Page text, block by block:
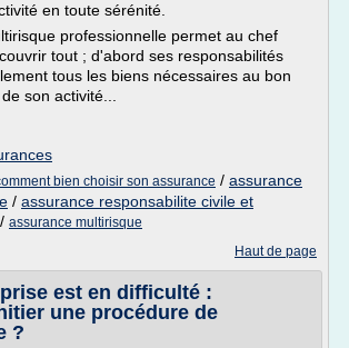
en toute sérénité.
professionnelle permet au chef
tout ; d'abord ses responsabilités
tous les biens nécessaires au bon
son activité...
bien choisir son assurance / assurance
/ assurance responsabilite civile et
/ assurance multirisque
Haut de page
est en difficulté :
une procédure de
?